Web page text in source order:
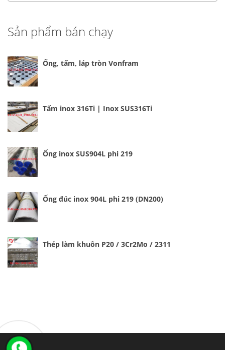
Sản phẩm bán chạy
Ống, tấm, láp tròn Vonfram
Tấm inox 316Ti | Inox SUS316Ti
Ống inox SUS904L phi 219
Ống đúc inox 904L phi 219 (DN200)
Thép làm khuôn P20 / 3Cr2Mo / 2311